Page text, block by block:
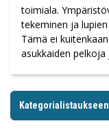
toimiala.
tekeminen ja
Tämä ei
asukkaiden
Kategorialistaukseen